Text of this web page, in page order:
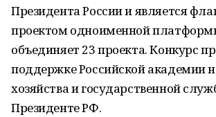
Президента России и является
проектом одноименной
объединяет 23 проекта. Конкурс
поддержке Российской академии
хозяйства и государственной
Президенте РФ.